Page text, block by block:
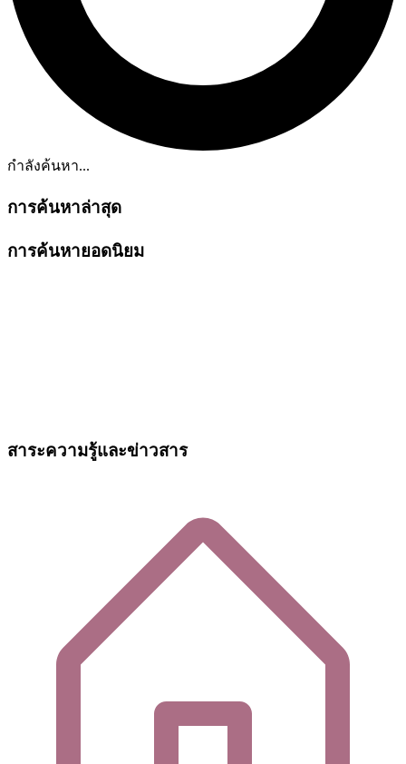
กำลังค้นหา...
การค้นหาล่าสุด
การค้นหายอดนิยม
สาระความรู้และข่าวสาร